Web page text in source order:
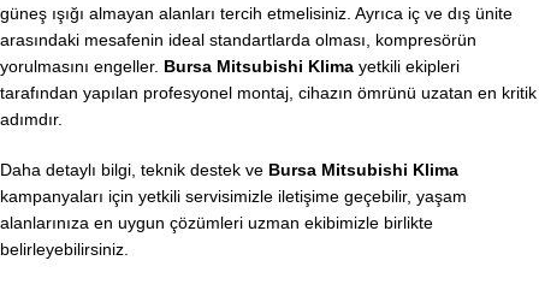
güneş ışığı almayan alanları tercih etmelisiniz. Ayrıca iç ve dış ünite
arasındaki mesafenin ideal standartlarda olması, kompresörün
yorulmasını engeller. Bursa Mitsubishi Klima yetkili ekipleri
tarafından yapılan profesyonel montaj, cihazın ömrünü uzatan en kritik
adımdır.
Daha detaylı bilgi, teknik destek ve Bursa Mitsubishi Klima
kampanyaları için yetkili servisimizle iletişime geçebilir, yaşam
alanlarınıza en uygun çözümleri uzman ekibimizle birlikte
belirleyebilirsiniz.